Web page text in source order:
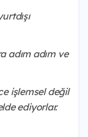
adım adım ve
işlemsel değil
ediyorlar.